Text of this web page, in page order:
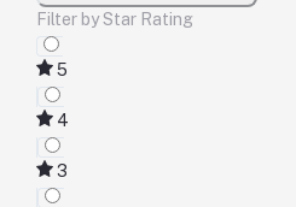
Filter by Star Rating
5
4
3